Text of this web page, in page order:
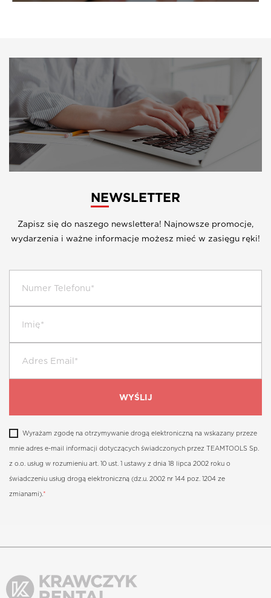
NEWSLETTER
Zapisz się do naszego newslettera! Najnowsze promocje,
wydarzenia i ważne informacje możesz mieć w zasięgu ręki!
Wyrażam zgodę na otrzymywanie drogą elektroniczną na wskazany przeze
mnie adres e-mail informacji dotyczących świadczonych przez TEAMTOOLS Sp.
z o.o. usług w rozumieniu art. 10 ust. 1 ustawy z dnia 18 lipca 2002 roku o
świadczeniu usług drogą elektroniczną (dz.u. 2002 nr 144 poz. 1204 ze
zmianami). *